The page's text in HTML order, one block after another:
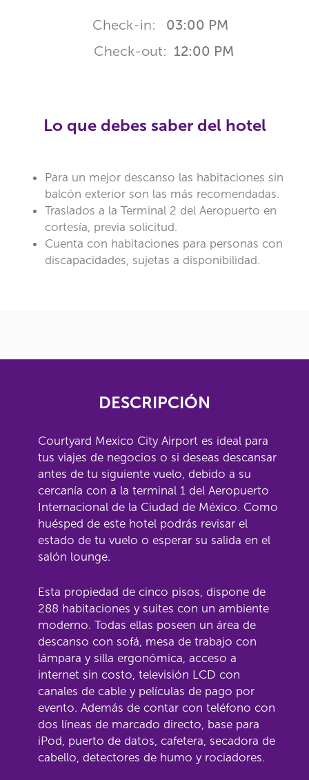
Check-in: 03:00 PM
Check-out: 12:00 PM
Lo que debes saber del hotel
Para un mejor descanso las habitaciones sin
balcón exterior son las más recomendadas.
Traslados a la Terminal 2 del Aeropuerto en
cortesía, previa solicitud.
Cuenta con habitaciones para personas con
discapacidades, sujetas a disponibilidad.
DESCRIPCIÓN
Courtyard Mexico City Airport es ideal para
tus viajes de negocios o si deseas descansar
antes de tu siguiente vuelo, debido a su
cercanía con a la terminal 1 del Aeropuerto
Internacional de la Ciudad de México. Como
huésped de este hotel podrás revisar el
estado de tu vuelo o esperar su salida en el
salón lounge.
Esta propiedad de cinco pisos, dispone de
288 habitaciones y suites con un ambiente
moderno. Todas ellas poseen un área de
descanso con sofá, mesa de trabajo con
lámpara y silla ergonómica, acceso a
internet sin costo, televisión LCD con
canales de cable y películas de pago por
evento. Además de contar con teléfono con
dos líneas de marcado directo, base para
iPod, puerto de datos, cafetera, secadora de
cabello, detectores de humo y rociadores.